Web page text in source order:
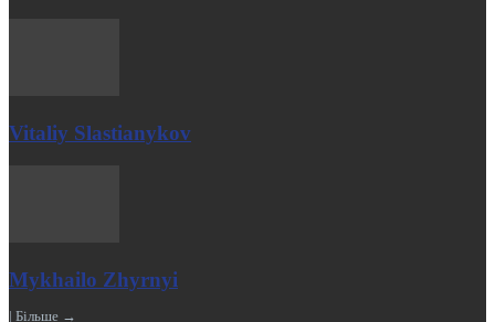
Vitaliy Slastianykov
Mykhailo Zhyrnyi
| Більше →